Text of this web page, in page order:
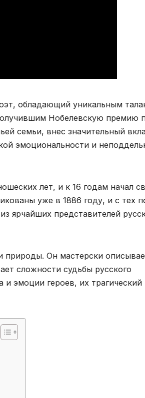
обладающий уникальным
Нобелевскую премию
семьи, внес значительный
эмоциональности и
лет, и к 16 годам начал
уже в 1886 году, и с тех
ярчайших представителей
природы. Он мастерски
сложности судьбы русского
и эмоции героев, их трагический